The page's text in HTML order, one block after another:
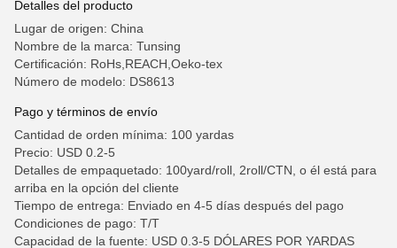
Detalles del producto
Lugar de origen: China
Nombre de la marca: Tunsing
Certificación: RoHs,REACH,Oeko-tex
Número de modelo: DS8613
Pago y términos de envío
Cantidad de orden mínima: 100 yardas
Precio: USD 0.2-5
Detalles de empaquetado: 100yard/roll, 2roll/CTN, o él está para
arriba en la opción del cliente
Tiempo de entrega: Enviado en 4-5 días después del pago
Condiciones de pago: T/T
Capacidad de la fuente: USD 0.3-5 DÓLARES POR YARDAS